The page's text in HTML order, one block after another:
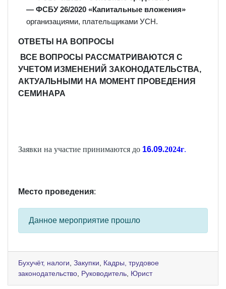
— ФСБУ 26/2020 «Капитальные вложения»
организациями, плательщиками УСН.
ОТВЕТЫ НА ВОПРОСЫ
ВСЕ ВОПРОСЫ РАССМАТРИВАЮТСЯ С
УЧЕТОМ ИЗМЕНЕНИЙ ЗАКОНОДАТЕЛЬСТВА,
АКТУАЛЬНЫМИ НА МОМЕНТ ПРОВЕДЕНИЯ
СЕМИНАРА
Заявки на участие принимаются до 16.09.2024г.
Место проведения:
Данное мероприятие прошло
Бухучёт, налоги Закупки
Кадры, трудовое
законодательство Руководитель Юрист